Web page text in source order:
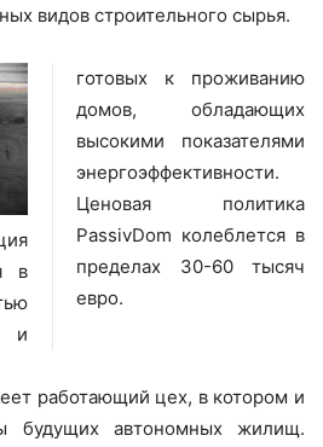
видов строительного сырья.
в
и
готовых к проживанию
домов, обладающих
высокими показателями
энергоэффективности.
Ценовая политика
PassivDom колеблется в
пределах 30-60 тысяч
евро.
работающий цех, в котором и
будущих автономных жилищ.